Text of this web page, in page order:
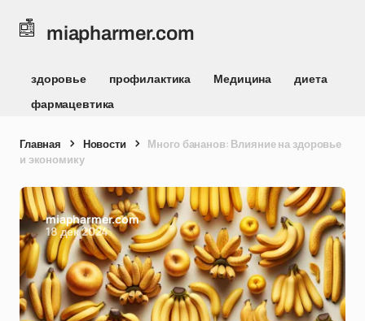
miapharmer.com
здоровье профилактика Медицина
диета
фармацевтика
Главная Новости
Много бананов: Влияние на здоровье
и экономику
miapharmer.com
18 дек 2024